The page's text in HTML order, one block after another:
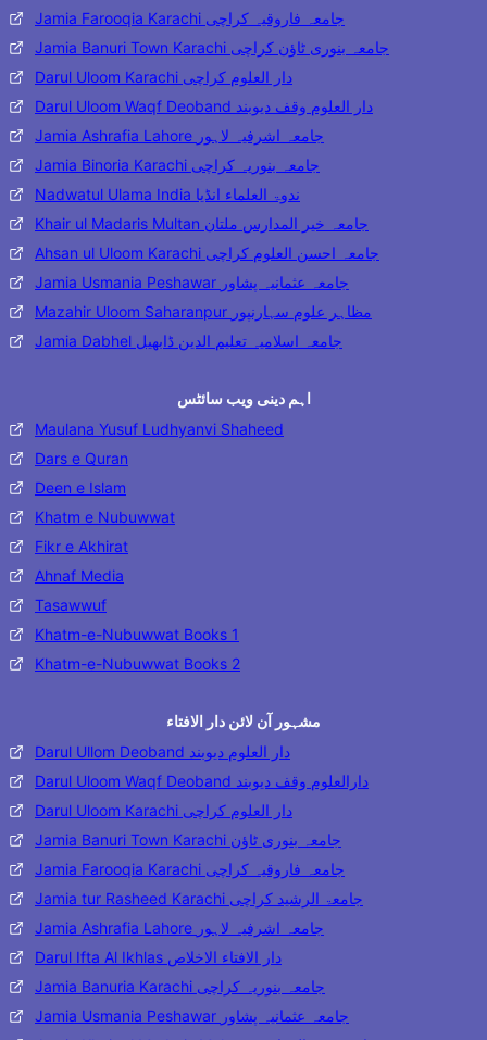
Jamia Farooqia Karachi جامعہ فاروقیہ کراچی
Jamia Banuri Town Karachi جامعہ بنوری ٹاؤن کراچی
Darul Uloom Karachi دار العلوم کراچی
Darul Uloom Waqf Deoband دار العلوم وقف دیوبند
Jamia Ashrafia Lahore جامعہ اشرفیہ لاہور
Jamia Binoria Karachi جامعہ بنوریہ کراچی
Nadwatul Ulama India ندوۃ العلماء انڈیا
Khair ul Madaris Multan جامعہ خیر المدارس ملتان
Ahsan ul Uloom Karachi جامعہ احسن العلوم کراچی
Jamia Usmania Peshawar جامعہ عثمانیہ پشاور
Mazahir Uloom Saharanpur مظاہر علوم سہارنپور
Jamia Dabhel جامعہ اسلامیہ تعلیم الدین ڈابھیل
اہم دینی ویب سائٹس
Maulana Yusuf Ludhyanvi Shaheed
Dars e Quran
Deen e Islam
Khatm e Nubuwwat
Fikr e Akhirat
Ahnaf Media
Tasawwuf
Khatm-e-Nubuwwat Books 1
Khatm-e-Nubuwwat Books 2
مشہور آن لائن دار الافتاء
Darul Ullom Deoband دار العلوم دیوبند
Darul Uloom Waqf Deoband دارالعلوم وقف دیوبند
Darul Uloom Karachi دار العلوم کراچی
Jamia Banuri Town Karachi جامعہ بنوری ٹاؤن
Jamia Farooqia Karachi جامعہ فاروقیہ کراچی
Jamia tur Rasheed Karachi جامعۃ الرشید کراچی
Jamia Ashrafia Lahore جامعہ اشرفیہ لاہور
Darul Ifta Al Ikhlas دار الافتاء الاخلاص
Jamia Banuria Karachi جامعہ بنوریہ کراچی
Jamia Usmania Peshawar جامعہ عثمانیہ پشاور